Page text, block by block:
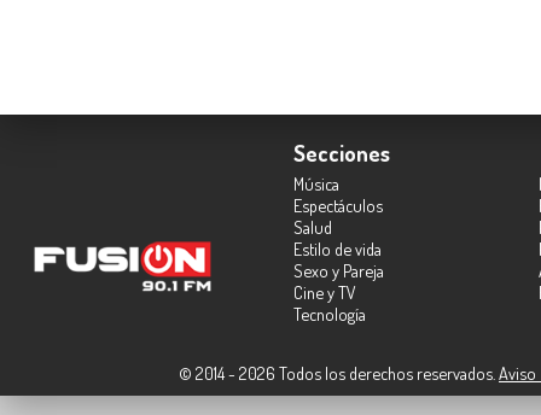
Secciones
Música
Espectáculos
Salud
Estilo de vida
Sexo y Pareja
Cine y TV
Tecnología
© 2014 - 2026 Todos los derechos reservados. Aviso